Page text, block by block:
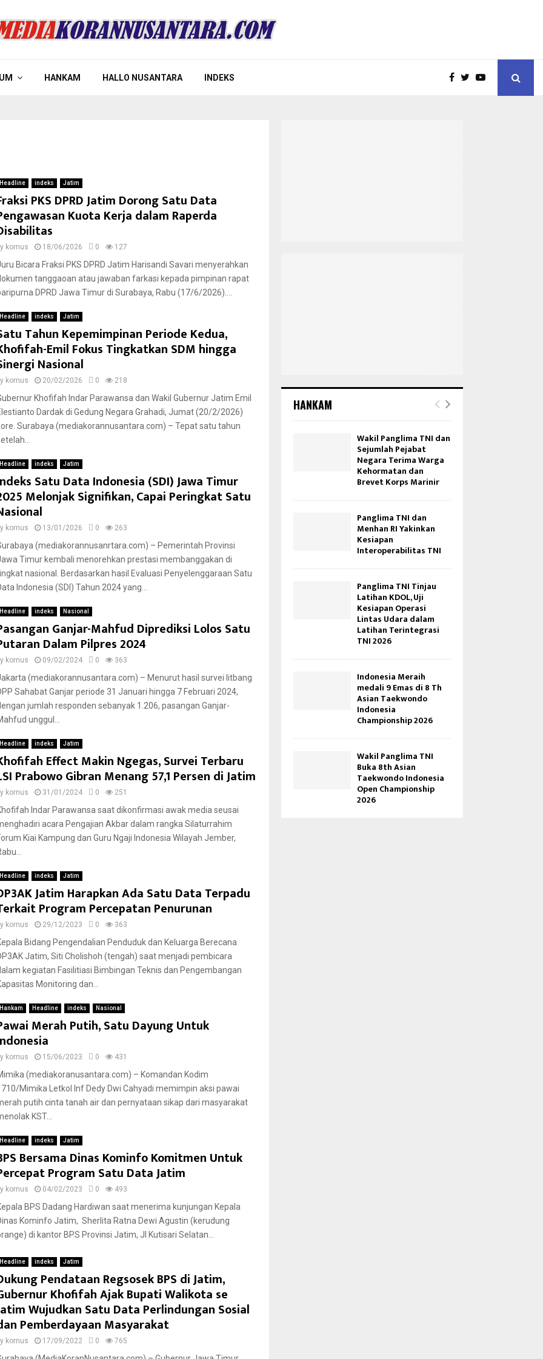
HANKAM HALLO NUSANTARA INDEKS
Headline indeks Jatim
PKS DPRD Jatim Dorong Satu Data
Kuota Kerja dalam Raperda
kornus 18/06/2026 0 127
Bicara Fraksi PKS DPRD Jatim Harisandi Savari menyerahkan
tanggaoan atau jawaban farkasi kepada pimpinan rapat
DPRD Jawa Timur di Surabaya, Rabu (17/6/2026)....
Headline indeks Jatim
Tahun Kepemimpinan Periode Kedua,
Emil Fokus Tingkatkan SDM hingga
Nasional
kornus 20/02/2026 0 218
Khofifah Indar Parawansa dan Wakil Gubernur Jatim Emil
Dardak di Gedung Negara Grahadi, Jumat (20/2/2026)
Surabaya (mediakorannusantara.com) – Tepat satu tahun
Headline indeks Jatim
Satu Data Indonesia (SDI) Jawa Timur
Melonjak Signifikan, Capai Peringkat Satu
kornus 13/01/2026 0 263
(mediakorannusanrtara.com) – Pemerintah Provinsi
Timur kembali menorehkan prestasi membanggakan di
nasional. Berdasarkan hasil Evaluasi Penyelenggaraan Satu
Indonesia (SDI) Tahun 2024 yang...
Headline indeks Nasional
Ganjar-Mahfud Diprediksi Lolos Satu
Dalam Pilpres 2024
kornus 09/02/2024 0 363
(mediakorannusantara.com) – Menurut hasil survei litbang
Sahabat Ganjar periode 31 Januari hingga 7 Februari 2024,
jumlah responden sebanyak 1.206, pasangan Ganjar-
unggul...
Headline indeks Jatim
Effect Makin Ngegas, Survei Terbaru
Prabowo Gibran Menang 57,1 Persen di Jatim
kornus 31/01/2024 0 251
Indar Parawansa saat dikonfirmasi awak media seusai
acara Pengajian Akbar dalam rangka Silaturrahim
Kiai Kampung dan Guru Ngaji Indonesia Wilayah Jember,
Headline indeks Jatim
Jatim Harapkan Ada Satu Data Terpadu
Program Percepatan Penurunan
kornus 29/12/2023 0 363
Bidang Pengendalian Penduduk dan Keluarga Berecana
Jatim, Siti Cholishoh (tengah) saat menjadi pembicara
kegiatan Fasilitiasi Bimbingan Teknis dan Pengembangan
Monitoring dan...
Hankam Headline indeks Nasional
Merah Putih, Satu Dayung Untuk
kornus 15/06/2023 0 431
(mediakoranusantara.com) – Komandan Kodim
Mimika Letkol Inf Dedy Dwi Cahyadi memimpin aksi pawai
putih cinta tanah air dan pernyataan sikap dari masyarakat
KST...
Headline indeks Jatim
Bersama Dinas Kominfo Komitmen Untuk
Program Satu Data Jatim
kornus 04/02/2023 0 493
BPS Dadang Hardiwan saat menerima kunjungan Kepala
Kominfo Jatim, Sherlita Ratna Dewi Agustin (kerudung
di kantor BPS Provinsi Jatim, Jl Kutisari Selatan...
Headline indeks Jatim
Pendataan Regsosek BPS di Jatim,
Khofifah Ajak Bupati Walikota se
Wujudkan Satu Data Perlindungan Sosial
Pemberdayaan Masyarakat
kornus 17/09/2022 0 765
HANKAM
Wakil Panglima TNI dan
Sejumlah Pejabat
Negara Terima Warga
Kehormatan dan
Brevet Korps Marinir
Panglima TNI dan
Menhan RI Yakinkan
Kesiapan
Interoperabilitas TNI
Panglima TNI Tinjau
Latihan KDOL, Uji
Kesiapan Operasi
Lintas Udara dalam
Latihan Terintegrasi
TNI 2026
Indonesia Meraih
medali 9 Emas di 8 Th
Asian Taekwondo
Indonesia
Championship 2026
Wakil Panglima TNI
Buka 8th Asian
Taekwondo Indonesia
Open Championship
2026